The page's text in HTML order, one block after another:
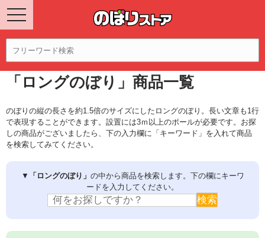
「ロングのぼり」商品一覧
のぼりの縦の長さを約1.5倍のサイズにしたロングのぼり。長い文章も1行
で表現することができます。設置には3ｍ以上のポールが必要です。お探
しの商品がございましたら、下の入力欄に「キーワード」を入れて商品
を検索してみてください。
▼ 「ロングのぼり」 の中から商品を検索します。下の欄にキーワ
ードを入力してください。